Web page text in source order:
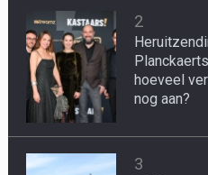
2
hoeveel
nog aan?
3